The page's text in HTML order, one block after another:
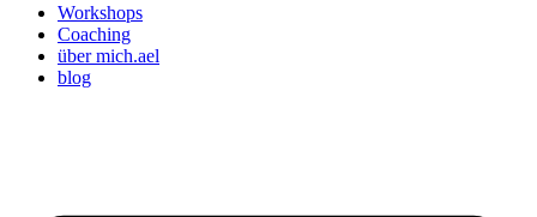
Workshops
Coaching
über mich.ael
blog